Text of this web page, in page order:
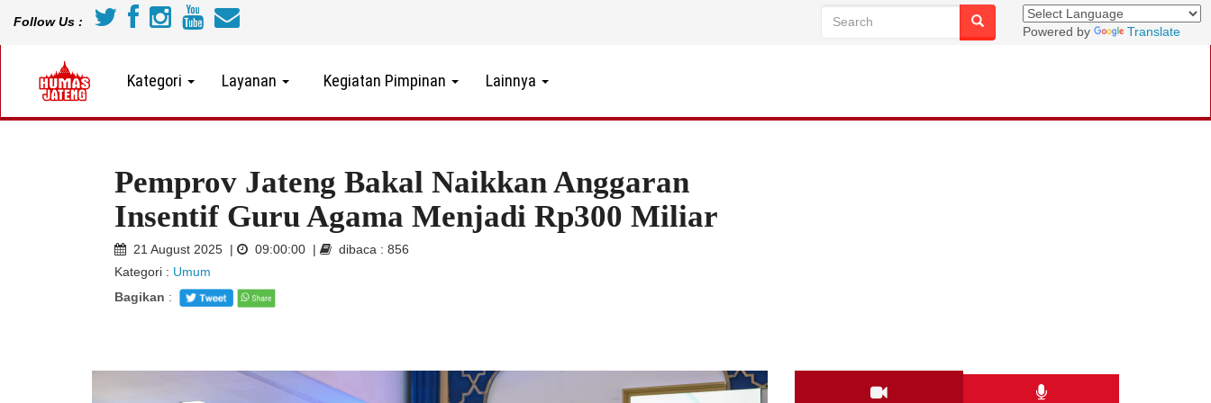
Follow Us :
Powered by Translate
Kategori Layanan Kegiatan Pimpinan Lainnya
Pemprov Jateng Bakal Naikkan Anggaran
Insentif Guru Agama Menjadi Rp300 Miliar
21 August 2025 | 09:00:00 |
dibaca : 856
Kategori : Umum
Bagikan :